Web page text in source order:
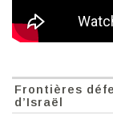
Frontières
d’Israël